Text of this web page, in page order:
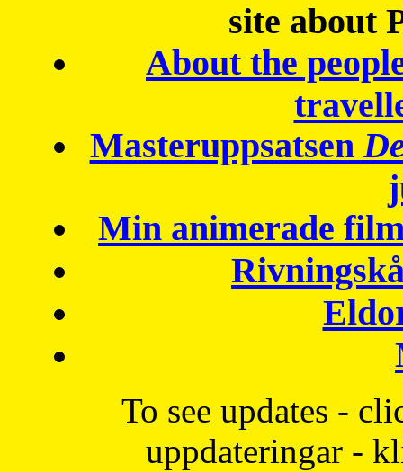
site about
About the
Masteruppsatsen
Min animerade
To see updates -
uppdateringar -